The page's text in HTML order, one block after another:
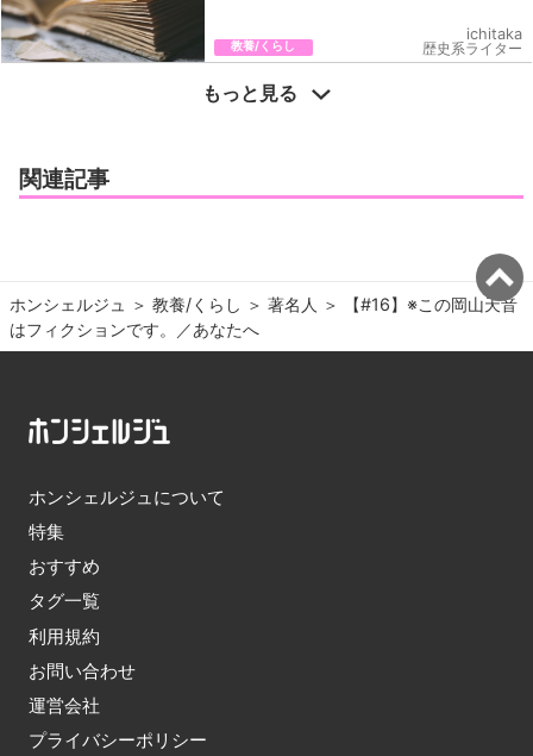
教養/くらし
ichitaka
歴史系ライター
もっと見る
関連記事
ホンシェルジュ ＞ 教養/くらし ＞ 著名人 ＞
【#16】※この岡山天音
はフィクションです。／あなたへ
ホンシェルジュについて
特集
おすすめ
タグ一覧
利用規約
お問い合わせ
運営会社
プライバシーポリシー